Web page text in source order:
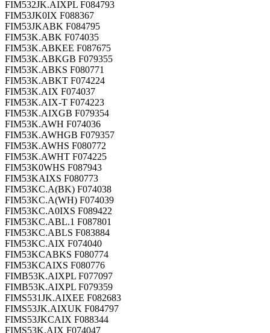
FIM532JK.AIXPL F084793
FIM53JK0IX F088367
FIM53JKABK F084795
FIM53K.ABK F074035
FIM53K.ABKEE F087675
FIM53K.ABKGB F079355
FIM53K.ABKS F080771
FIM53K.ABKT F074224
FIM53K.AIX F074037
FIM53K.AIX-T F074223
FIM53K.AIXGB F079354
FIM53K.AWH F074036
FIM53K.AWHGB F079357
FIM53K.AWHS F080772
FIM53K.AWHT F074225
FIM53K0WHS F087943
FIM53KAIXS F080773
FIM53KC.A(BK) F074038
FIM53KC.A(WH) F074039
FIM53KC.A0IXS F089422
FIM53KC.ABL.1 F087801
FIM53KC.ABLS F083884
FIM53KC.AIX F074040
FIM53KCABKS F080774
FIM53KCAIXS F080776
FIMB53K.AIXPL F077097
FIMB53K.AIXPL F079359
FIMS531JK.AIXEE F082683
FIMS53JK.AIXUK F084797
FIMS53JKCAIX F088344
FIMS53K.AIX F074047